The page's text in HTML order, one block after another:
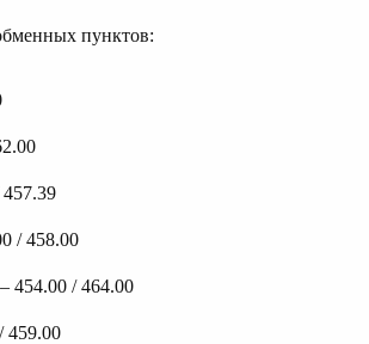
пунктов:
/ 458.00
454.00 / 464.00
459.00